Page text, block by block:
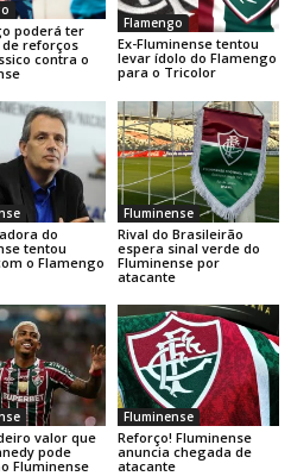
poderá ter
de reforços
contra o
Flamengo
Ex-Fluminense tentou
levar ídolo do Flamengo
para o Tricolor
do
tentou
o Flamengo
Fluminense
Rival do Brasileirão
espera sinal verde do
Fluminense por
atacante
valor que
pode
Fluminense
Fluminense
Reforço! Fluminense
anuncia chegada de
atacante